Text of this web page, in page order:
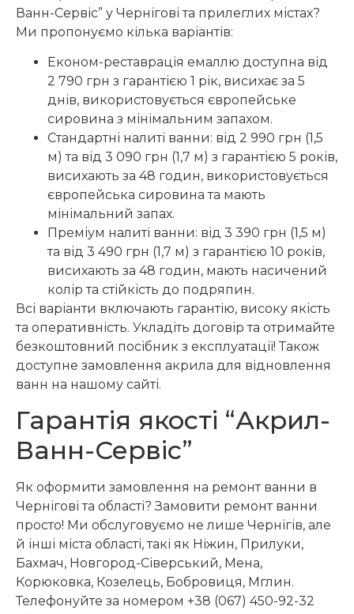
Ванн-Сервіс” у Чернігові та прилеглих містах?
Ми пропонуємо кілька варіантів:
Економ-реставрація емаллю доступна від
2 790 грн з гарантією 1 рік, висихає за 5
днів, використовується європейське
сировина з мінімальним запахом.
Стандартні налиті ванни: від 2 990 грн (1,5
м) та від 3 090 грн (1,7 м) з гарантією 5 років,
висихають за 48 годин, використовується
європейська сировина та мають
мінімальний запах.
Преміум налиті ванни: від 3 390 грн (1,5 м)
та від 3 490 грн (1,7 м) з гарантією 10 років,
висихають за 48 годин, мають насичений
колір та стійкість до подряпин.
Всі варіанти включають гарантію, високу якість
та оперативність. Укладіть договір та отримайте
безкоштовний посібник з експлуатації! Також
доступне замовлення акрила для відновлення
ванн на нашому сайті.
Гарантія якості “Акрил-
Ванн-Сервіс”
Як оформити замовлення на ремонт ванни в
Чернігові та області? Замовити ремонт ванни
просто! Ми обслуговуємо не лише Чернігів, але
й інші міста області, такі як Ніжин, Прилуки,
Бахмач, Новгород-Сіверський, Мена,
Корюковка, Козелець, Бобровиця, Мглин.
Телефонуйте за номером +38 (067) 450-92-32